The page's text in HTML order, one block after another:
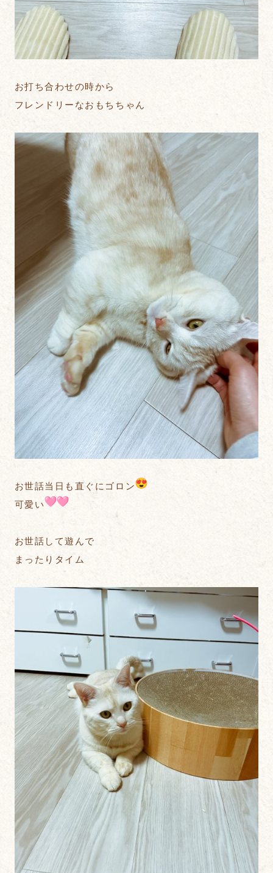
お打ち合わせの時から
フレンドリーなおもちちゃん
お世話当日も直ぐにゴロン
可愛い
お世話して遊んで
まったりタイム